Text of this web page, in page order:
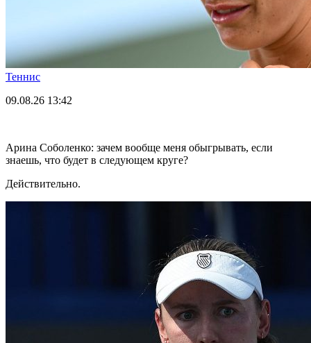
Теннис
09.08.26 13:42
Арина Соболенко: зачем вообще меня обыгрывать, если
знаешь, что будет в следующем круге?
Действительно.